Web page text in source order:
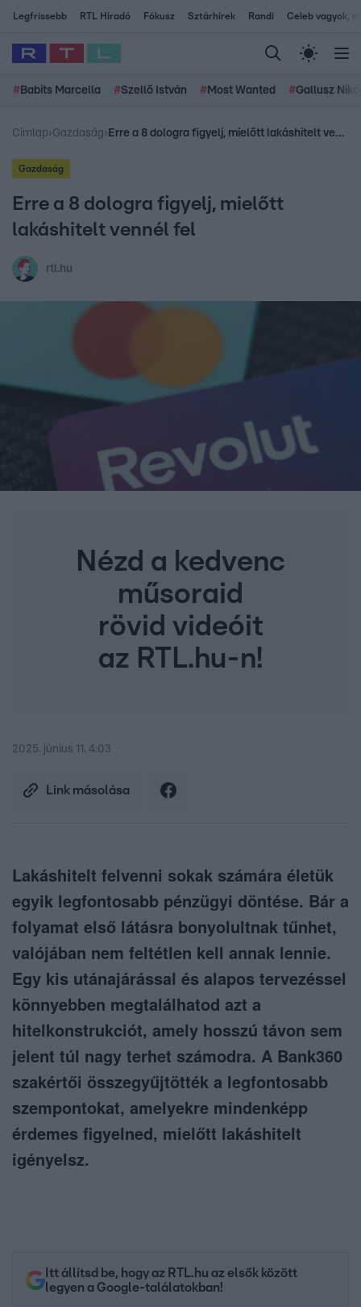
Legfrissebb RTL Híradó Fókusz Sztárhírek Randi Celeb vagyok,
# Babits Marcella #Szellő István # Most Wanted #Gallusz
Címlap›Gazdaság› Erre a 8 dologra figyelj, mielőtt lakáshitelt vennél fel
Gazdaság
Erre a 8 dologra figyelj, mielőtt
lakáshitelt vennél fel
rtl.hu
Nézd a kedvenc
műsoraid
rövid videóit
az RTL.hu-n!
2025. június 11. 4:03
Link másolása
Lakáshitelt felvenni sokak számára életük
egyik legfontosabb pénzügyi döntése. Bár a
folyamat első látásra bonyolultnak tűnhet,
valójában nem feltétlen kell annak lennie.
Egy kis utánajárással és alapos tervezéssel
könnyebben megtalálhatod azt a
hitelkonstrukciót, amely hosszú távon sem
jelent túl nagy terhet számodra. A Bank360
szakértői összegyűjtötték a legfontosabb
szempontokat, amelyekre mindenképp
érdemes figyelned, mielőtt lakáshitelt
igényelsz.
Itt állítsd be, hogy az RTL.hu az elsők között
legyen a Google-találatokban!